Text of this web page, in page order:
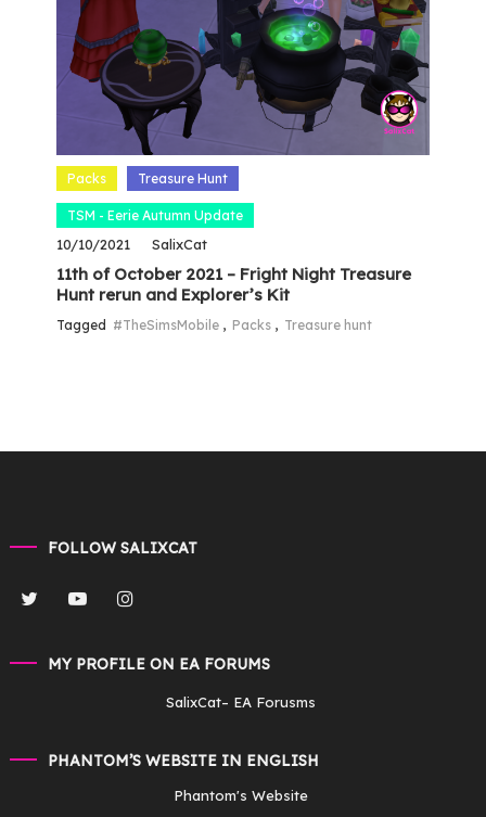
Packs Treasure Hunt
TSM - Eerie Autumn Update
10/10/2021 SalixCat
11th of October 2021 – Fright Night Treasure
Hunt rerun and Explorer’s Kit
Tagged #TheSimsMobile , Packs , Treasure hunt
FOLLOW SALIXCAT
MY PROFILE ON EA FORUMS
SalixCat– EA Forusms
PHANTOM’S WEBSITE IN ENGLISH
Phantom's Website